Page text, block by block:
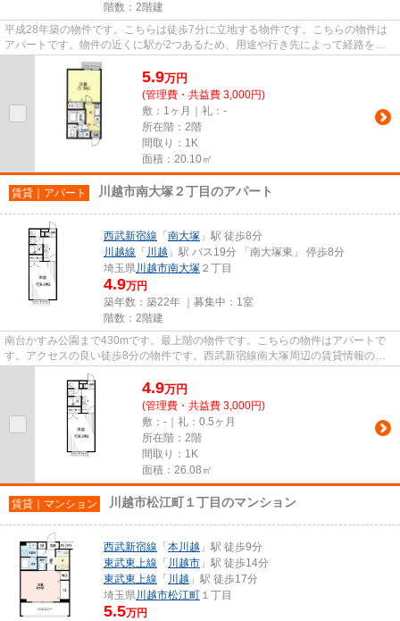
階数：2階建
平成28年築の物件です。こちらは徒歩7分に立地する物件です。こちらの物件は
アパートです。物件の近くに駅が2つあるため、用途や行き先によって経路を選
べます。気になる情報を見つけ...
5.9万円
(管理費・共益費 3,000円)
敷：1ヶ月｜礼：-
所在階：2階
間取り：1K
面積：20.10㎡
賃貸｜アパート 川越市南大塚２丁目のアパート
西武新宿線 「 南大塚 」駅 徒歩8分
川越線 「 川越 」駅 バス19分 「南大塚東」 停歩8分
埼玉県川越市南大塚 ２丁目
4.9万円
築年数：築22年 ｜募集中： 1室
階数：2階建
南台かすみ公園まで430mです。最上階の物件です。こちらの物件はアパートで
す。アクセスの良い徒歩8分の物件です。西武新宿線南大塚周辺の賃貸情報のこ
となら、地域に特化したVERUSに...
4.9万円
(管理費・共益費 3,000円)
敷：-｜礼：0.5ヶ月
所在階：2階
間取り：1K
面積：26.08㎡
賃貸｜マンション 川越市松江町１丁目のマンション
西武新宿線 「 本川越 」駅 徒歩9分
東武東上線 「 川越市 」駅 徒歩14分
東武東上線 「 川越 」駅 徒歩17分
埼玉県川越市松江町 １丁目
5.5万円